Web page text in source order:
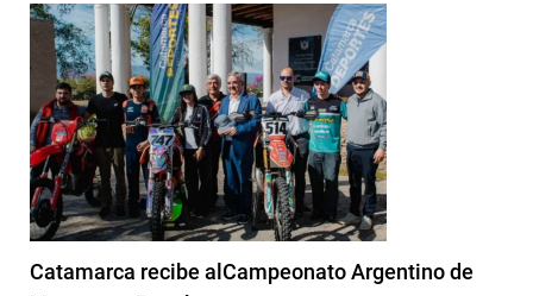
Catamarca recibe alCampeonato Argentino de